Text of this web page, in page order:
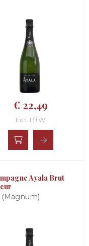
€ 22,49
Incl. BTW
Ayala Brut
(Magnum)